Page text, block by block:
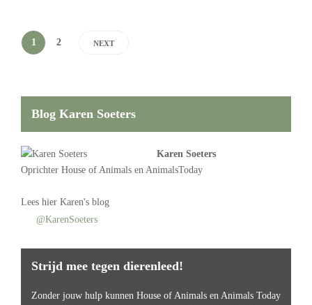
1 2 NEXT
Blog Karen Soeters
Karen Soeters
Oprichter House of Animals en AnimalsToday
Lees hier Karen's blog
@KarenSoeters
Strijd mee tegen dierenleed!
Zonder jouw hulp kunnen House of Animals en Animals Today